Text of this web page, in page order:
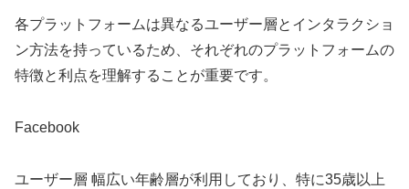
各プラットフォームは異なるユーザー層とインタラクショ
ン方法を持っているため、それぞれのプラットフォームの
特徴と利点を理解することが重要です。
Facebook
ユーザー層 幅広い年齢層が利用しており、特に35歳以上